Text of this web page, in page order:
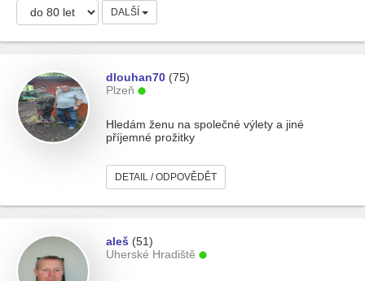
DALŠÍ
dlouhan70 (75)
Plzeň
Hledám ženu na společné výlety a jiné
příjemné prožitky
DETAIL / ODPOVĚDĚT
aleš (51)
Uherské Hradiště